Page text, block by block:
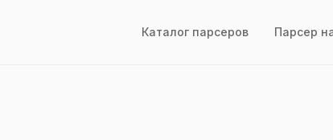
Каталог парсеров Парсер